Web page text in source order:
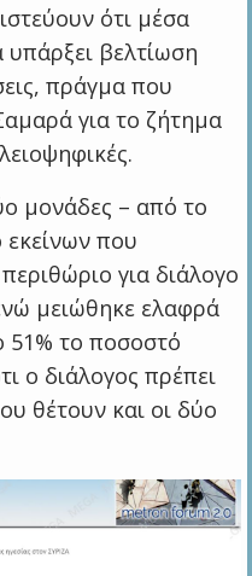
ότι μέσα
βελτίωση
πράγμα που
για το ζήτημα
μονάδες – από το
εκείνων που
για διάλογο
μειώθηκε ελαφρά
το ποσοστό
ο διάλογος πρέπει
θέτουν και οι δύο